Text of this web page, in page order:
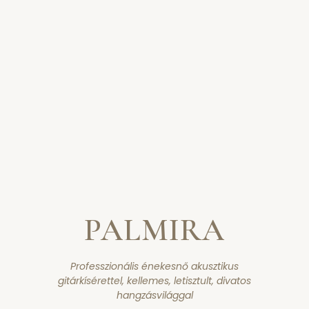
PALMIRA
Professzionális énekesnő akusztikus
gitárkísérettel, kellemes, letisztult, divatos
hangzásvilággal